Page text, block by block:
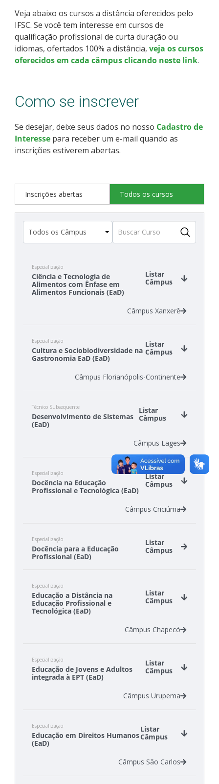
Orientações para comprovação de cotas
Inscrições e acompanhamento
Estatísticas dos Processos Seletivos
Cadastro de interesse
Veja abaixo os cursos a distância oferecidos pelo
IFSC. Se você tem interesse em cursos de
qualificação profissional de curta duração ou
idiomas, ofertados 100% a distância, veja os cursos
oferecidos em cada câmpus clicando neste link.
Como se inscrever
Se desejar, deixe seus dados no nosso Cadastro de
Interesse para receber um e-mail quando as
inscrições estiverem abertas.
Inscrições abertas Todos os cursos
Especialização
Ciência e Tecnologia de
Alimentos com Ênfase em
Alimentos Funcionais (EaD)
Listar
Câmpus
Câmpus Xanxerê
Especialização
Cultura e Sociobiodiversidade na
Gastronomia EaD (EaD)
Listar
Câmpus
Câmpus Florianópolis-Continente
Técnico Subsequente
Desenvolvimento de Sistemas
(EaD)
Listar
Câmpus
Câmpus Lages
Especialização
Docência na Educação
Profissional e Tecnológica (EaD)
Listar
Câmpus
Câmpus Criciúma
Especialização
Docência para a Educação
Profissional (EaD)
Listar
Câmpus
Câmpus Criciúma
Câmpus São Lourenço do Oeste
Câmpus Tubarão
Especialização
Educação a Distância na
Educação Profissional e
Tecnológica (EaD)
Listar
Câmpus
Câmpus Chapecó
Especialização
Educação de Jovens e Adultos
integrada à EPT (EaD)
Listar
Câmpus
Câmpus Urupema
Especialização
Educação em Direitos Humanos
(EaD)
Listar
Câmpus
Câmpus São Carlos